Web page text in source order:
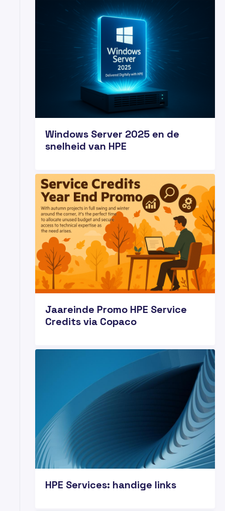
Windows Server 2025 en de
snelheid van HPE
Jaareinde Promo HPE Service
Credits via Copaco
HPE Services: handige links